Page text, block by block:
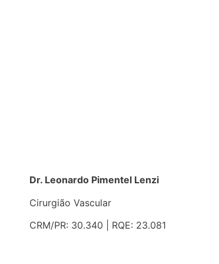
Dr. Leonardo Pimentel Lenzi
Cirurgião Vascular
CRM/PR: 30.340 | RQE: 23.081